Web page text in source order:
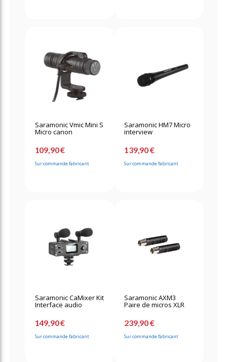
Saramonic Vmic Mini S
Micro canon
109,90 €
Sur commande fabricant
Saramonic HM7 Micro
interview
139,90 €
Sur commande fabricant
Saramonic CaMixer Kit
Interface audio
149,90 €
Sur commande fabricant
Saramonic AXM3
Paire de micros XLR
239,90 €
Sur commande fabricant